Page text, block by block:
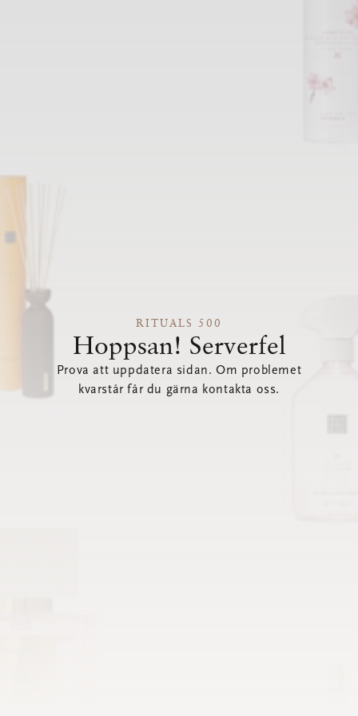
RITUALS 500
Hoppsan! Serverfel
Prova att uppdatera sidan. Om problemet
kvarstår får du gärna kontakta oss.